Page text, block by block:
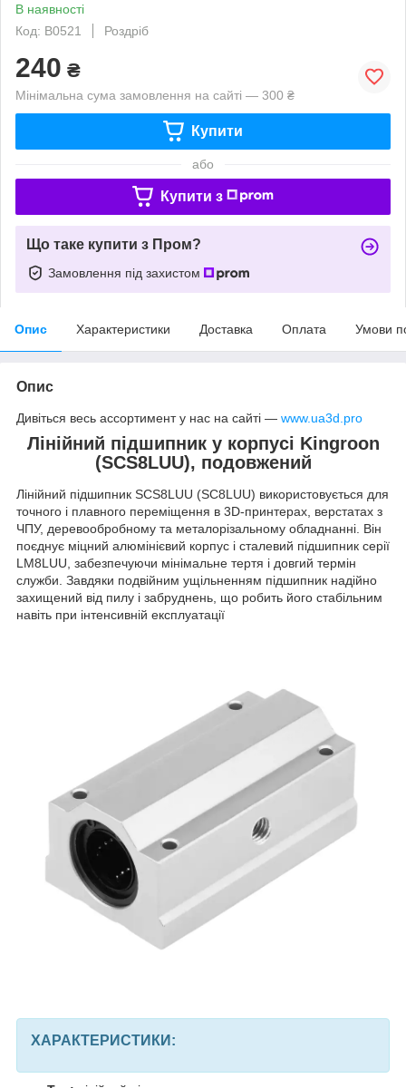
В наявності
Код: B0521
Роздріб
240 ₴
Мінімальна сума замовлення на сайті — 300 ₴
Купити
або
Купити з
Що таке купити з Пром?
Замовлення під захистом
Опис Характеристики Доставка Оплата Умови
Опис
Дивіться весь ассортимент у нас на сайті — www.ua3d.pro
Лінійний підшипник у корпусі Kingroon
(SCS8LUU), подовжений
Лінійний підшипник SCS8LUU (SC8LUU) використовується для
точного і плавного переміщення в 3D-принтерах, верстатах з
ЧПУ, деревообробному та металорізальному обладнанні. Він
поєднує міцний алюмінієвий корпус і сталевий підшипник серії
LM8LUU, забезпечуючи мінімальне тертя і довгий термін
служби. Завдяки подвійним ущільненням підшипник надійно
захищений від пилу і забруднень, що робить його стабільним
навіть при інтенсивній експлуатації
ХАРАКТЕРИСТИКИ: